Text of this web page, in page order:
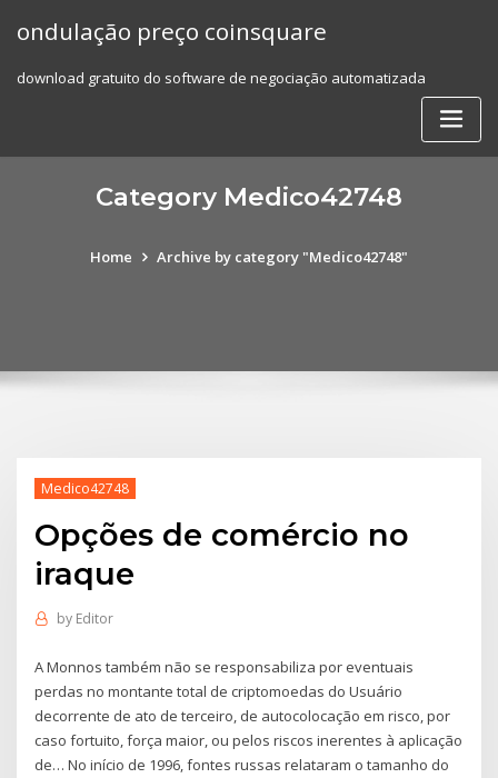
ondulação preço coinsquare
download gratuito do software de negociação automatizada
Category Medico42748
Home Archive by category "Medico42748"
Medico42748
Opções de comércio no
iraque
by Editor
A Monnos também não se responsabiliza por eventuais
perdas no montante total de criptomoedas do Usuário
decorrente de ato de terceiro, de autocolocação em risco, por
caso fortuito, força maior, ou pelos riscos inerentes à aplicação
de… No início de 1996, fontes russas relataram o tamanho do